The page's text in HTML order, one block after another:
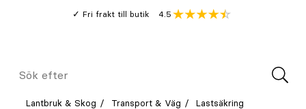
Fri frakt till butik
Genomsnitt
4.5
Meny
Sök
Lantbruk & Skog Transport & Väg Lastsäkring